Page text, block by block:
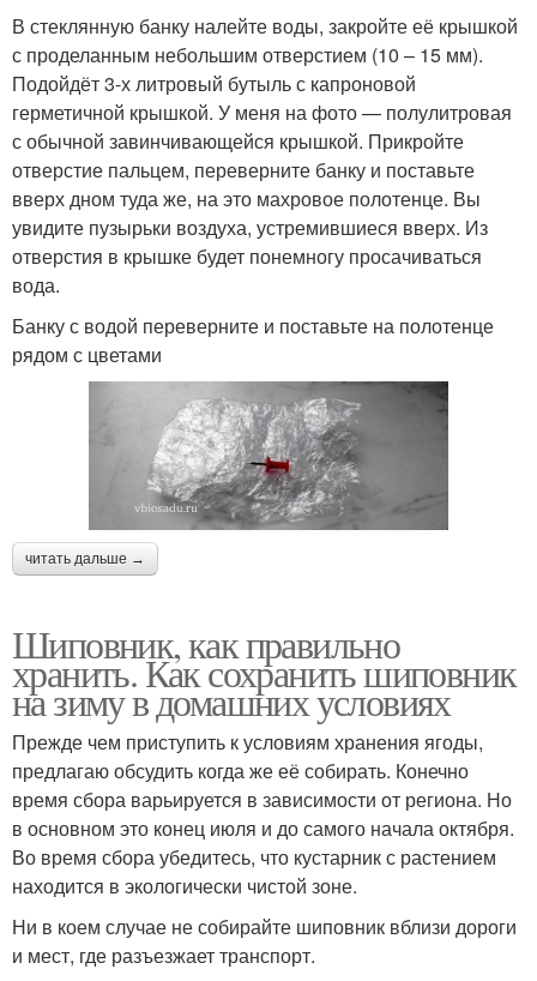
В стеклянную банку налейте воды, закройте её крышкой
с проделанным небольшим отверстием (10 – 15 мм).
Подойдёт 3-х литровый бутыль с капроновой
герметичной крышкой. У меня на фото — полулитровая
с обычной завинчивающейся крышкой. Прикройте
отверстие пальцем, переверните банку и поставьте
вверх дном туда же, на это махровое полотенце. Вы
увидите пузырьки воздуха, устремившиеся вверх. Из
отверстия в крышке будет понемногу просачиваться
вода.
Банку с водой переверните и поставьте на полотенце
рядом с цветами
читать дальше →
Шиповник, как правильно
хранить. Как сохранить шиповник
на зиму в домашних условиях
Прежде чем приступить к условиям хранения ягоды,
предлагаю обсудить когда же её собирать. Конечно
время сбора варьируется в зависимости от региона. Но
в основном это конец июля и до самого начала октября.
Во время сбора убедитесь, что кустарник с растением
находится в экологически чистой зоне.
Ни в коем случае не собирайте шиповник вблизи дороги
и мест, где разъезжает транспорт.